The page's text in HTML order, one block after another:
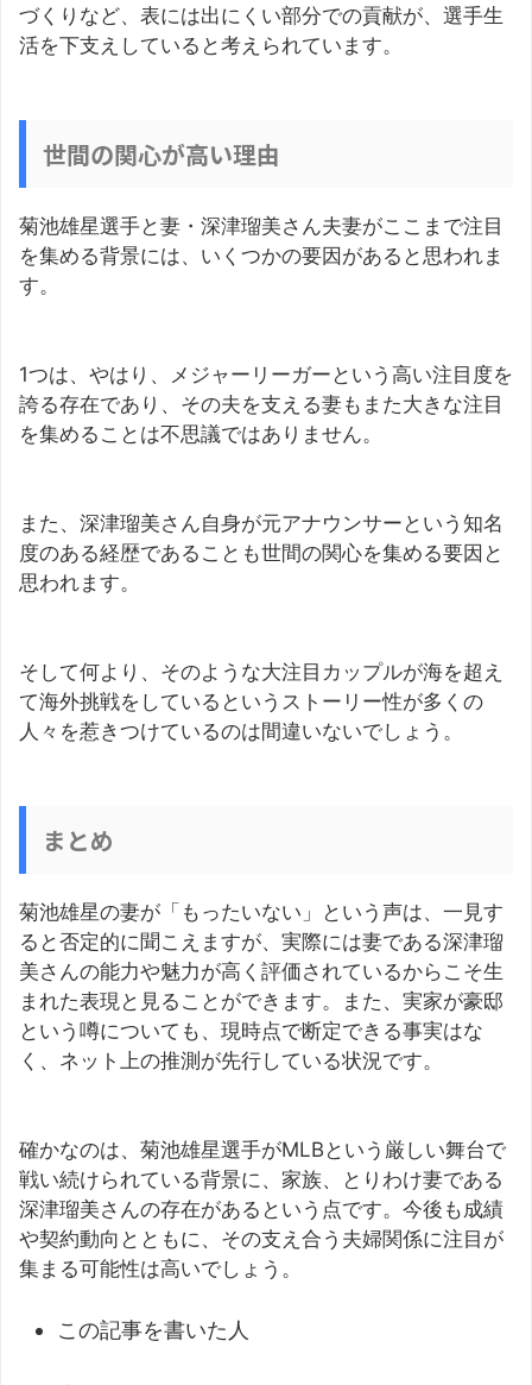
づくりなど、表には出にくい部分での貢献が、選手生
活を下支えしていると考えられています。
世間の関心が高い理由
菊池雄星選手と妻・深津瑠美さん夫妻がここまで注目
を集める背景には、いくつかの要因があると思われま
す。
1つは、やはり、メジャーリーガーという高い注目度を
誇る存在であり、その夫を支える妻もまた大きな注目
を集めることは不思議ではありません。
また、深津瑠美さん自身が元アナウンサーという知名
度のある経歴であることも世間の関心を集める要因と
思われます。
そして何より、そのような大注目カップルが海を超え
て海外挑戦をしているというストーリー性が多くの
人々を惹きつけているのは間違いないでしょう。
まとめ
菊池雄星の妻が「もったいない」という声は、一見す
ると否定的に聞こえますが、実際には妻である深津瑠
美さんの能力や魅力が高く評価されているからこそ生
まれた表現と見ることができます。また、実家が豪邸
という噂についても、現時点で断定できる事実はな
く、ネット上の推測が先行している状況です。
確かなのは、菊池雄星選手がMLBという厳しい舞台で
戦い続けられている背景に、家族、とりわけ妻である
深津瑠美さんの存在があるという点です。今後も成績
や契約動向とともに、その支え合う夫婦関係に注目が
集まる可能性は高いでしょう。
この記事を書いた人